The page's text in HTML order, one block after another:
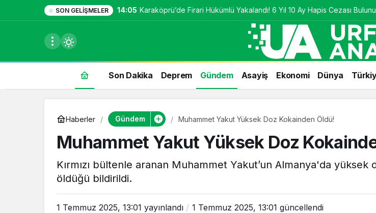
SON GELIŞMELER 14:05 Karaköprü’de Firari Hükümlü Yakalandı! 6 Yıl 10 Ay Hapis Cezası
Son Dakika Deprem Gündem Asayiş Ekonomi Dünya
Haberler Gündem Muhammet Yakut Yüksek Doz Kokainden Öldü!
Muhammet Yakut Yüksek Doz
Kırmızı bültenle aranan Muhammet Yakut’un Almanya'da yüksek
öldüğü bildirildi.
1 Temmuz 2025, 13:01 yayınlandı 1 Temmuz 2025, 13:01 güncellendi